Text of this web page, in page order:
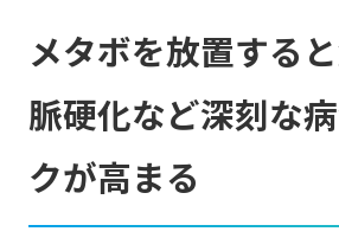
メタボを放置する
脈硬化など深刻な
クが高まる